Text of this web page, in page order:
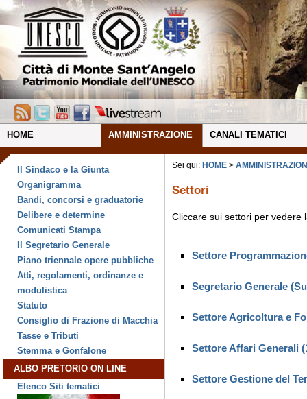
HOME AMMINISTRAZIONE CANALI TEMATICI
Il Sindaco e la Giunta
Organigramma
Bandi, concorsi e graduatorie
Delibere e determine
Comunicati Stampa
Il Segretario Generale
Piano triennale opere pubbliche
Atti, regolamenti, ordinanze e
modulistica
Statuto
Consiglio di Frazione di Macchia
Tasse e Tributi
Stemma e Gonfalone
ALBO PRETORIO ON LINE
Elenco Siti tematici
Sei qui: HOME>
Settori
Cliccare sui settori per vedere
Settore
Segretario Generale
Settore Agricoltura e
Settore Affari Generali
Settore Gestione del